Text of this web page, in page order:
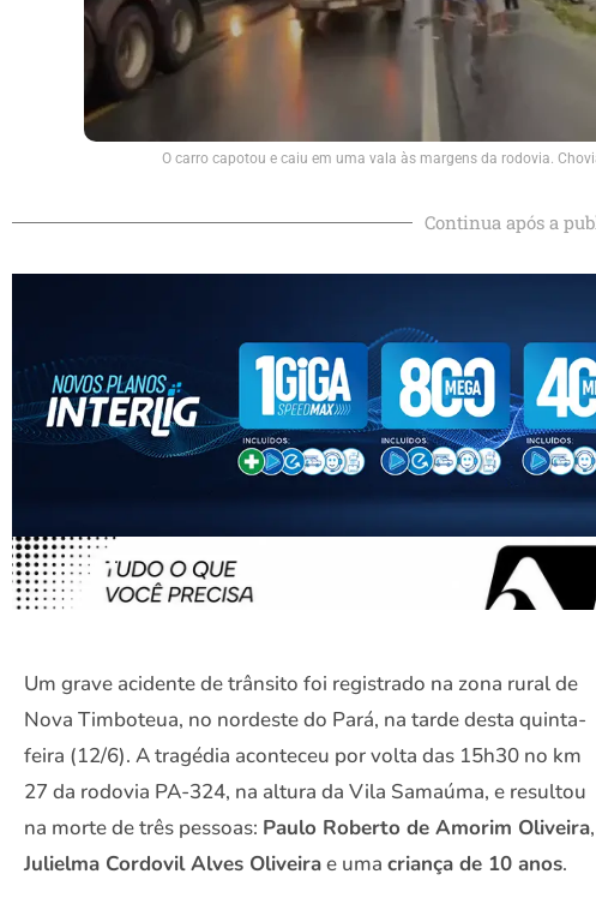
O carro capotou e caiu em uma vala às margens da rodovia.
Continua após a
Um grave acidente de trânsito foi registrado na zona rural de
Nova Timboteua, no nordeste do Pará, na tarde desta quinta-
feira (12/6). A tragédia aconteceu por volta das 15h30 no km
27 da rodovia PA-324, na altura da Vila Samaúma, e resultou
na morte de três pessoas: Paulo Roberto de Amorim Oliveira,
Julielma Cordovil Alves Oliveirae uma criança de 10 anos.